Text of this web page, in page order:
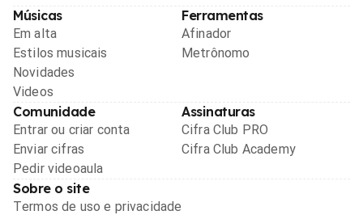
Músicas
Em alta
Estilos musicais
Novidades
Videos
Ferramentas
Afinador
Metrônomo
Comunidade
Entrar ou criar conta
Enviar cifras
Pedir videoaula
Assinaturas
Cifra Club PRO
Cifra Club Academy
Sobre o site
Termos de uso e privacidade